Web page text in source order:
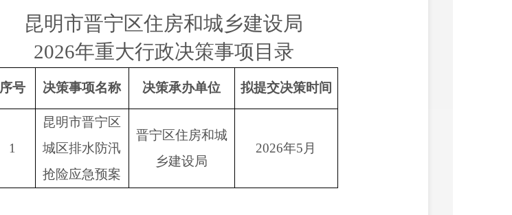
昆明市晋宁区住房和城乡建设局
2026年重大行政决策事项目录
序号 决策事项名称 决策承办单位 拟提交决策时间
1
昆明市晋宁区
城区排水防汛
抢险应急预案
晋宁 区住房和城
乡建设局
2026年5 月